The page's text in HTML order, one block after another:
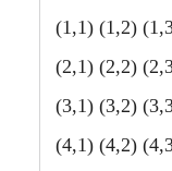
(1,1) (1,2)
(2,1) (2,2)
(3,1) (3,2)
(4,1) (4,2)